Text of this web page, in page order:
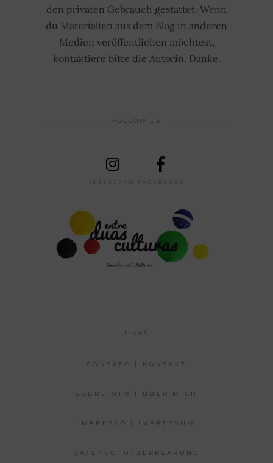
den privaten Gebrauch gestattet. Wenn
du Materialien aus dem Blog in anderen
Medien veröffentlichen möchtest,
kontaktiere bitte die Autorin. Danke.
FOLLOW US
INSTAGRAM FACEBOOOK
LINKS
CONTATO | KONTAKT
SOBRE MIM | ÜBER MICH
IMPRESSO | IMPRESSUM
DATENSCHUTZERKLÄRUNG